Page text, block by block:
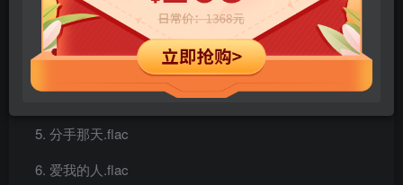
谢谢你爱我.flac
斗志.flac
悄悄话.flac
分手那天.flac
爱我的人.flac